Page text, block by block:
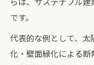
です。
代表的な例として、
化・壁面緑化による